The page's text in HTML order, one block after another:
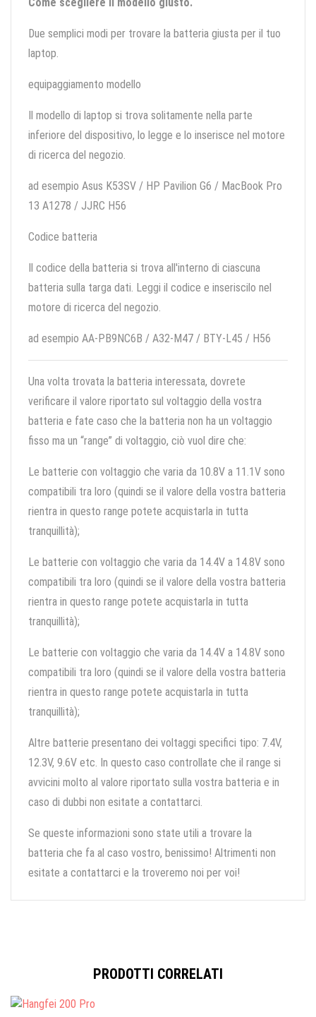
Come scegliere il modello giusto.
Due semplici modi per trovare la batteria giusta per il tuo
laptop.
equipaggiamento modello
Il modello di laptop si trova solitamente nella parte
inferiore del dispositivo, lo legge e lo inserisce nel motore
di ricerca del negozio.
ad esempio Asus K53SV / HP Pavilion G6 / MacBook Pro
13 A1278 / JJRC H56
Codice batteria
Il codice della batteria si trova all'interno di ciascuna
batteria sulla targa dati. Leggi il codice e inseriscilo nel
motore di ricerca del negozio.
ad esempio AA-PB9NC6B / A32-M47 / BTY-L45 / H56
Una volta trovata la batteria interessata, dovrete
verificare il valore riportato sul voltaggio della vostra
batteria e fate caso che la batteria non ha un voltaggio
fisso ma un “range” di voltaggio, ciò vuol dire che:
Le batterie con voltaggio che varia da 10.8V a 11.1V sono
compatibili tra loro (quindi se il valore della vostra batteria
rientra in questo range potete acquistarla in tutta
tranquillità);
Le batterie con voltaggio che varia da 14.4V a 14.8V sono
compatibili tra loro (quindi se il valore della vostra batteria
rientra in questo range potete acquistarla in tutta
tranquillità);
Le batterie con voltaggio che varia da 14.4V a 14.8V sono
compatibili tra loro (quindi se il valore della vostra batteria
rientra in questo range potete acquistarla in tutta
tranquillità);
Altre batterie presentano dei voltaggi specifici tipo: 7.4V,
12.3V, 9.6V etc. In questo caso controllate che il range si
avvicini molto al valore riportato sulla vostra batteria e in
caso di dubbi non esitate a contattarci.
Se queste informazioni sono state utili a trovare la
batteria che fa al caso vostro, benissimo! Altrimenti non
esitate a contattarci e la troveremo noi per voi!
PRODOTTI CORRELATI